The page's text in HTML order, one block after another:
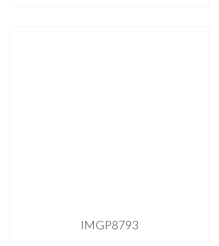
IMGP8793